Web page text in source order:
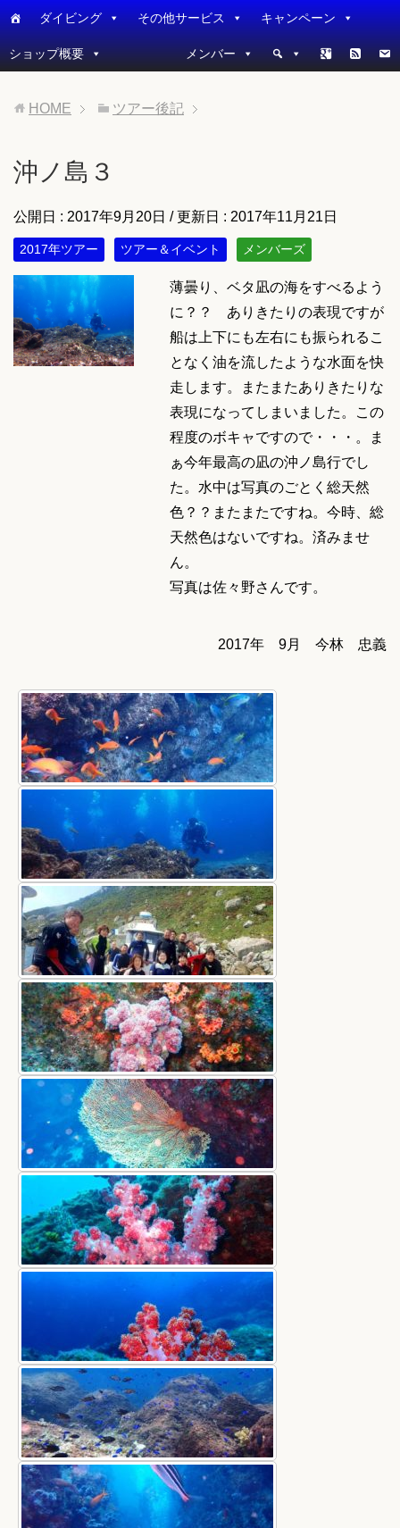
ダイビング その他サービス キャンペーン
ショップ概要 メンバー
HOME ツアー後記
沖ノ島３
公開日 : 2017年9月20日 / 更新日 : 2017年11月21日
2017年ツアー ツアー＆イベント メンバーズ
薄曇り、ベタ凪の海をすべるよう
に？？ ありきたりの表現ですが
船は上下にも左右にも振られるこ
となく油を流したような水面を快
走します。またまたありきたりな
表現になってしまいました。この
程度のボキャですので・・・。ま
ぁ今年最高の凪の沖ノ島行でし
た。水中は写真のごとく総天然
色？？またまたですね。今時、総
天然色はないですね。済みませ
ん。
写真は佐々野さんです。
2017年 9月 今林 忠義